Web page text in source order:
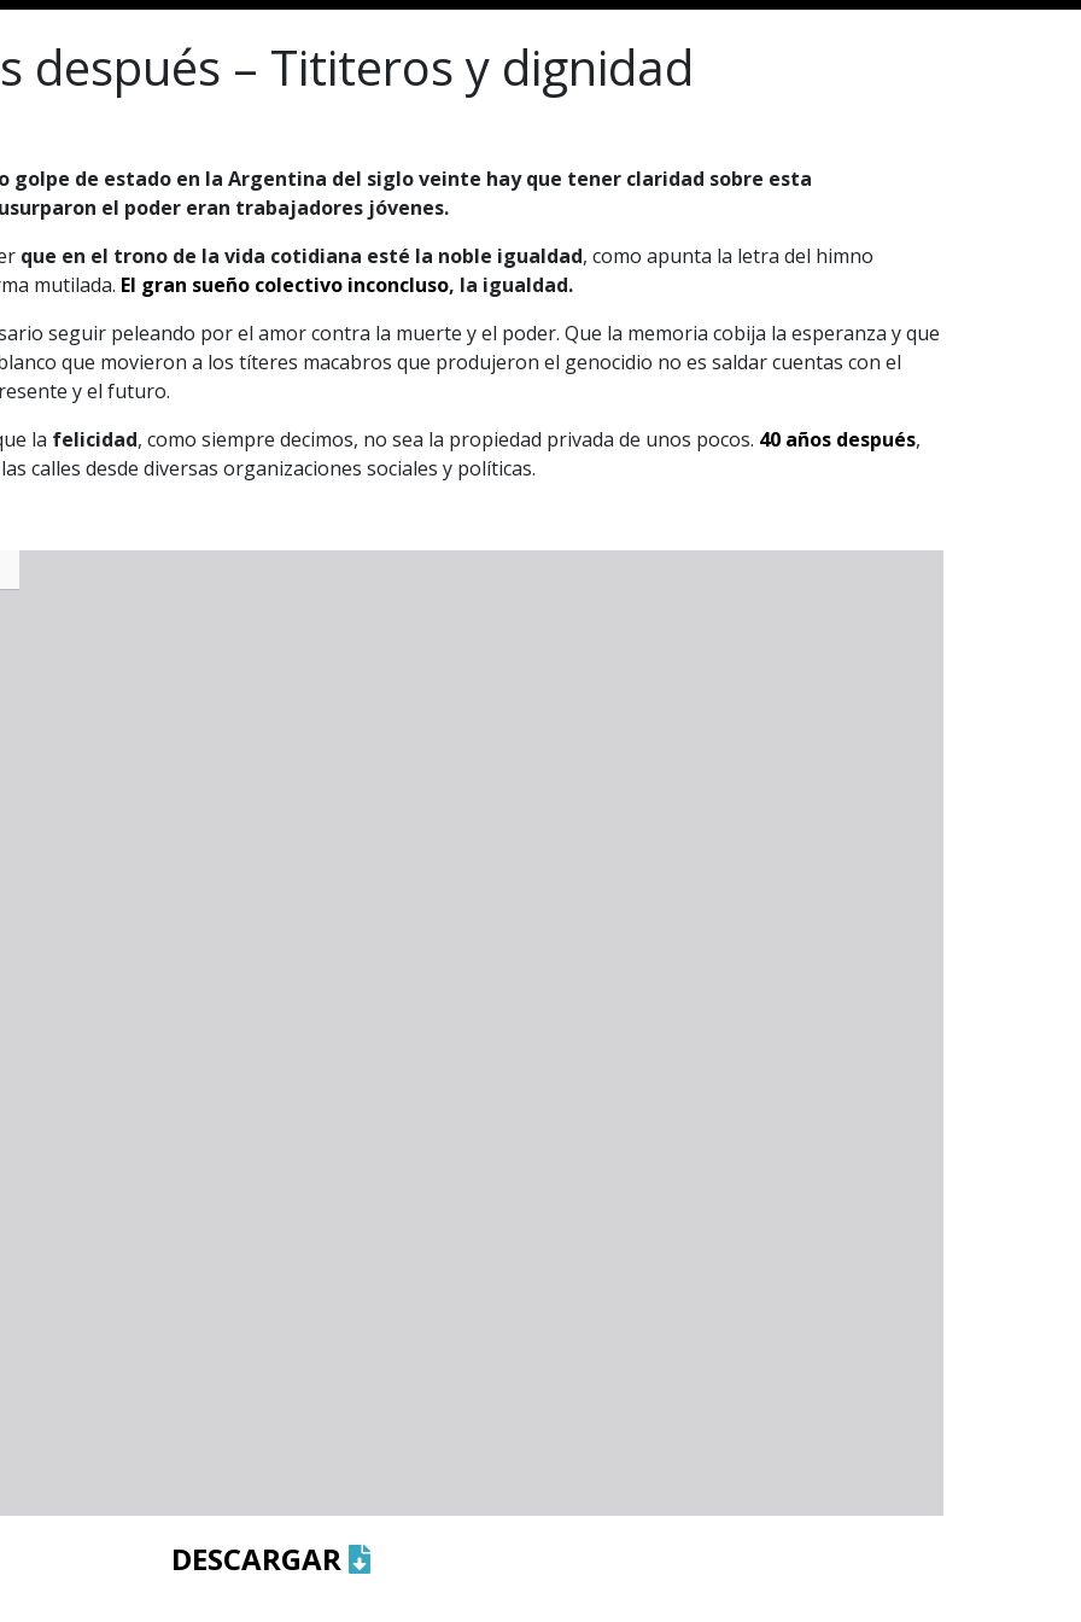
después – Tititeros y dignidad
golpe de estado en la Argentina del siglo veinte hay que tener claridad sobre esta
el poder eran trabajadores jóvenes.
que en el trono de la vida cotidiana esté la noble igualdad, como apunta la letra del himno
mutilada. El gran sueño colectivo inconcluso, la igualdad.
seguir peleando por el amor contra la muerte y el poder. Que la memoria cobija la esperanza y que
que movieron a los títeres macabros que produjeron el genocidio no es saldar cuentas con el
y el futuro.
la felicidad, como siempre decimos, no sea la propiedad privada de unos pocos. 40 años después,
calles desde diversas organizaciones sociales y políticas.
DESCARGAR